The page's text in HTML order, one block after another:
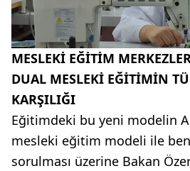
MESLEKİ EĞİTİM
DUAL MESLEKİ EĞİTİMİN
KARŞILIĞI
Eğitimdeki bu yeni modelin
mesleki eğitim modeli ile
sorulması üzerine Bakan